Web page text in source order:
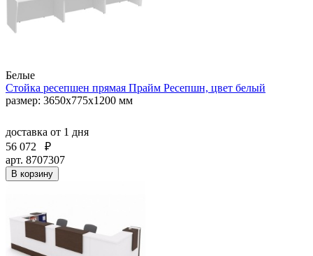
Белые
Стойка ресепшен прямая Прайм Ресепшн, цвет белый
размер: 3650x775x1200 мм
доставка от 1 дня
56 072
₽
арт. 8707307
В корзину